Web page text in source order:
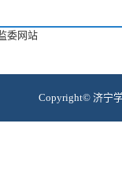
委网站
Copyright© 济宁